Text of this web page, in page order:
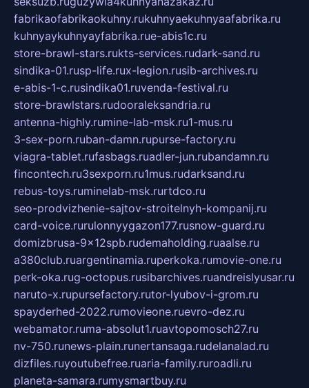
fabrikaofabrikaokuhny.rukuhnyaekuhnyaafabrika.ru
kuhnyaykuhnyayfabrika.rue-abis1c.ru
store-brawl-stars.rukts-services.rudark-sand.ru
sindika-01.rusp-life.rux-legion.rusib-archives.ru
e-abis-1-c.rusindika01.ruvenda-festival.ru
store-brawlstars.rudooraleksandria.ru
antenna-highly.rumine-lab-msk.ru1-mus.ru
3-sex-porn.ruban-damn.rupurse-factory.ru
viagra-tablet.rufasbags.ruadler-jun.rubandamn.ru
fincontech.ru3sexporn.ru1mus.rudarksand.ru
rebus-toys.ruminelab-msk.rurtdco.ru
seo-prodvizhenie-sajtov-stroitelnyh-kompanij.ru
card-voice.rurulonnyygazon177.rusnow-guard.ru
domizbrusa-9x12spb.rudemaholding.ruaalse.ru
a380club.ruargentinamia.ruperkoka.rumovie-one.ru
perk-oka.rug-octopus.rusibarchives.ruandreislyusar.ru
naruto-x.rupursefactory.rutor-lyubov-i-grom.ru
spayderhed-2022.rumovieone.ruevro-dez.ru
webamator.ruma-absolut1.ruavtopomosch27.ru
nv-750.runews-plain.runertansaga.rudelanalad.ru
dizfiles.ruyoutubefree.ruaria-family.ruroadli.ru
planeta-samara.rumysmartbuy.ru